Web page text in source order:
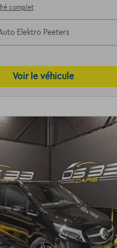
complet
Elektro Peeters
Voir le véhicule